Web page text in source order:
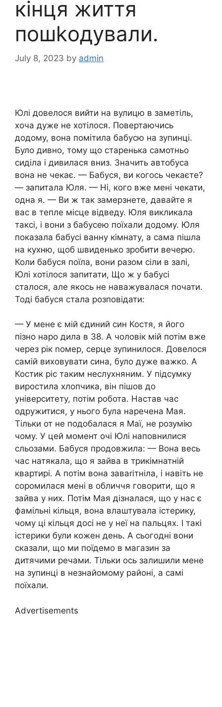
кінця життя
пошkодували.
July 8, 2023 by admin
Юлі довелося вийти на вулицю в заметіль,
хоча дуже не хотілося. Повертаючись
додому, вона помітила бабусю на зупинці.
Було дивно, тому що старенька самотньо
сиділа і дивилася вниз. Значить автобуса
вона не чекає. — Бабуся, ви когось чекаєте?
— запитала Юля. — Ні, кого вже мені чекати,
одна я. — Ви ж так замерзнете, давайте я
вас в тепле місце відведу. Юля викликала
таксі, і вони з бабусею поїхали додому. Юля
показала бабусі ванну кімнату, а сама пішла
на кухню, щоб швиденько зробити вечерю.
Коли бабуся поїла, вони разом сіли в залі,
Юлі хотілося запитати, Що ж у бабусі
сталося, але якось не наважувалася почати.
Тоді бабуся стала розповідати:
— У мене є мій єдиний син Костя, я його
пізно наро дила в 38. А чоловік мій потім вже
через рік nомер, серце зупинилося. Довелося
самій виховувати сина, було дуже важко. А
Костик ріс таким неслухняним. У підсумку
виростила хлопчика, він пішов до
університету, потім робота. Настав час
одружитися, у нього була наречена Мая.
Тільки от не подобалася я Маї, не розумію
чому. У цей момент очі Юлі наповнилися
сльозами. Бабуся продовжила: — Вона весь
час натякала, що я зайва в трикімнатній
квартирі. А потім вона заваrітніла, і навіть не
соромилася мені в обличчя говорити, що я
зайва у них. Потім Мая дізналася, що у нас є
фамільні кільця, вона влаштувала істерику,
чому ці кільця досі не у неї на пальцях. І такі
істерики були кожен день. А сьогодні вони
сказали, що ми поїдемо в магазин за
дитячими речами. Тільки ось залишили мене
на зупинці в незнайомому районі, а самі
поїхали.
Advertisements